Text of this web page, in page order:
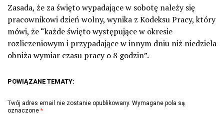
Zasada, że za święto wypadające w sobotę należy się
pracownikowi dzień wolny, wynika z Kodeksu Pracy, który
mówi, że “każde święto występujące w okresie
rozliczeniowym i przypadające w innym dniu niż niedziela
obniża wymiar czasu pracy o 8 godzin”.
POWIĄZANE TEMATY:
Twój adres email nie zostanie opublikowany. Wymagane pola są
oznaczone *